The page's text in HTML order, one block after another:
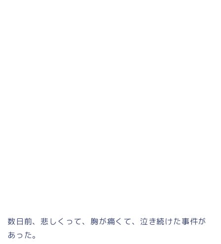
数日前、悲しくって、胸が痛くて、泣き続けた事件が
あった。